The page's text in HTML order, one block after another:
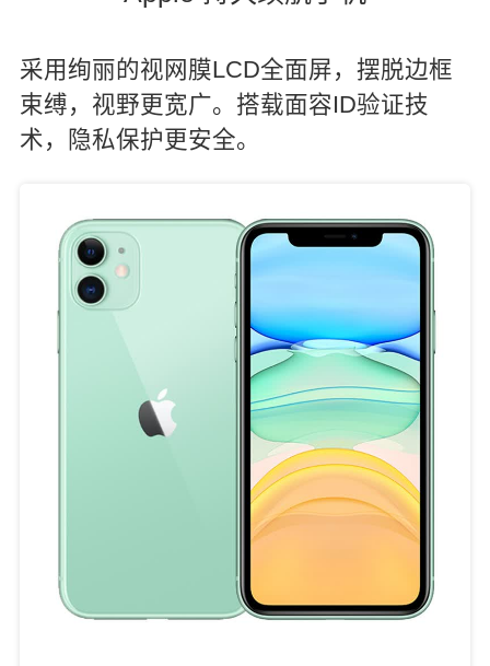
采用绚丽的视网膜LCD全面屏，摆脱边框
束缚，视野更宽广。搭载面容ID验证技
术，隐私保护更安全。